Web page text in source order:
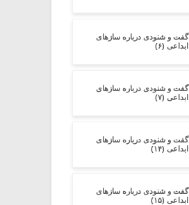
گفت و شنودی درباره سازهای
ابداعی (۶)
گفت و شنودی درباره سازهای
ابداعی (۷)
گفت و شنودی درباره سازهای
ابداعی (۱۴)
گفت و شنودی درباره سازهای
ابداعی (۱۵)